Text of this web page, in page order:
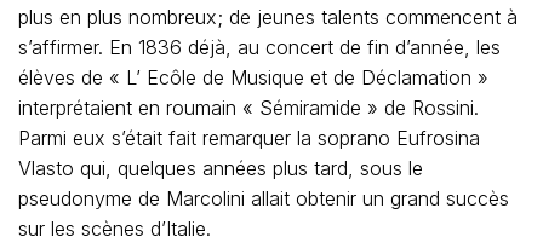
plus en plus nombreux; de jeunes talents commencent à
s’affirmer. En 1836 déjà, au concert de fin d’année, les
élèves de « L’ Ecôle de Musique et de Déclamation »
interprétaient en roumain « Sémiramide » de Rossini.
Parmi eux s’était fait remarquer la soprano Eufrosina
Vlasto qui, quelques années plus tard, sous le
pseudonyme de Marcolini allait obtenir un grand succès
sur les scènes d’Italie.